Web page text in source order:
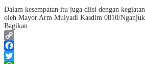
Dalam kesempatan itu juga diisi dengan
oleh Mayor Arm Mulyadi Kasdim 0810/
Bagikan
Copy
Link
Facebook